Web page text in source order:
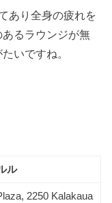
あり全身の疲れを
るラウンジが無
いですね。
ル
2250 Kalakaua